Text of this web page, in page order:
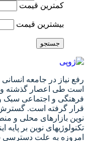
کمترین قیمت
بیشترین قیمت
جستجو
رفع نیاز در جامعه
است طی اعصار گذشته و
فرهنگی و اجتماعی سبک
قرار گرفته است.
نوین بازارهای محلی و
تکنولوژیهای نوین بر پایه
امروزه به علت دسترسی